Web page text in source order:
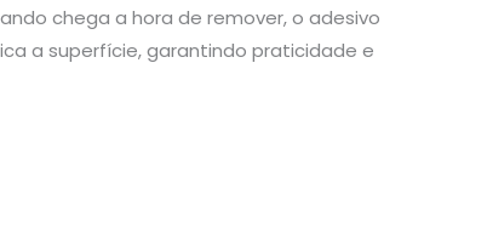
chega a hora de remover, o adesivo
a superfície, garantindo praticidade e